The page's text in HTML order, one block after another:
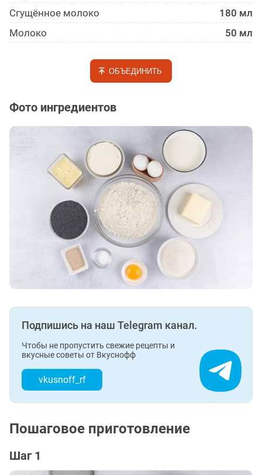
Сгущённое молоко
180 мл
Молоко
50 мл
ОБЪЕДИНИТЬ
Фото ингредиентов
Подпишись на наш Telegram канал.
Чтобы не пропустить свежие рецепты и
вкусные советы от Вкуснофф
vkusnoff_rf
Пошаговое приготовление
Шаг 1